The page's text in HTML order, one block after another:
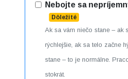
Nebojte sa
Dôležité
Ak sa vám niečo stane – ak
rýchlejšie, ak sa telo začne
stane – to je normálne.
stokrát.